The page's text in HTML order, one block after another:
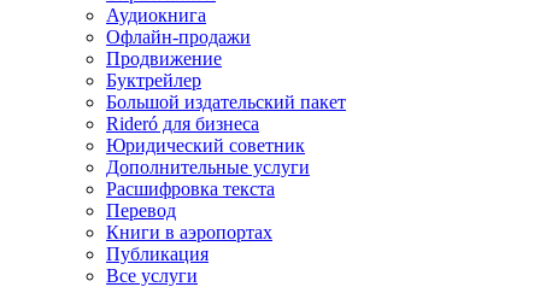
Аудиокнига
Офлайн-продажи
Продвижение
Буктрейлер
Большой издательский пакет
Rideró для бизнеса
Юридический советник
Дополнительные услуги
Расшифровка текста
Перевод
Книги в аэропортах
Публикация
Все услуги